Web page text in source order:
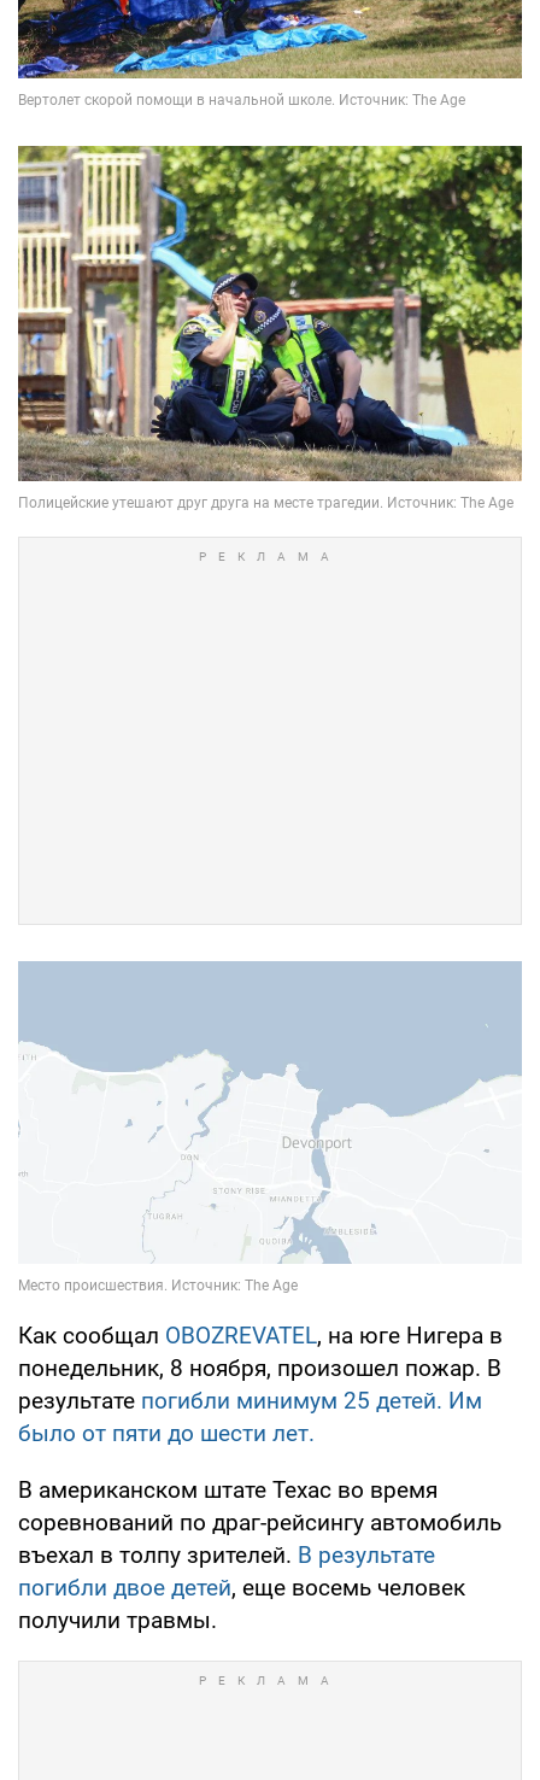
Как сообщал OBOZREVATEL, на юге Нигера в
понедельник, 8 ноября, произошел пожар. В
результате погибли минимум 25 детей. Им
было от пяти до шести лет.
В американском штате Техас во время
соревнований по драг-рейсингу автомобиль
въехал в толпу зрителей. В результате
погибли двое детей, еще восемь человек
получили травмы.